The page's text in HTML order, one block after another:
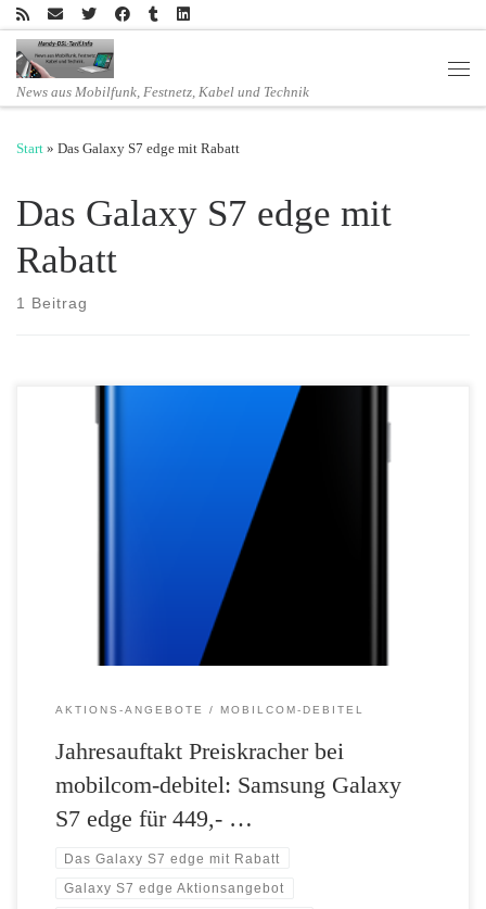
Zum Inhalt springen
News aus Mobilfunk, Festnetz, Kabel und Technik
Start » Das Galaxy S7 edge mit Rabatt
Das Galaxy S7 edge mit
Rabatt
1 Beitrag
Gleich zum Auftakt des neuen Preiskracher-Jahres startet mobilcom-
debitel mit einem echten Smartphone-Highlight: Das Samsung Galaxy
S7 edge gibt es beim Digital-Lifestyle-Provider ab Sonntag (heute) für
449,- Euro – solange der Vorrat reicht. Wenn Design und Hightech
aufeinander treffen, dann stehen die Sterne für ein galaktisch gutes
Ergebnis ausgezeichnet. Bestes Beispiel […]
AKTIONS-ANGEBOTE MOBILCOM-DEBITEL
Jahresauftakt Preiskracher bei
mobilcom-debitel: Samsung Galaxy
S7 edge für 449,- …
Das Galaxy S7 edge mit Rabatt
Galaxy S7 edge Aktionsangebot